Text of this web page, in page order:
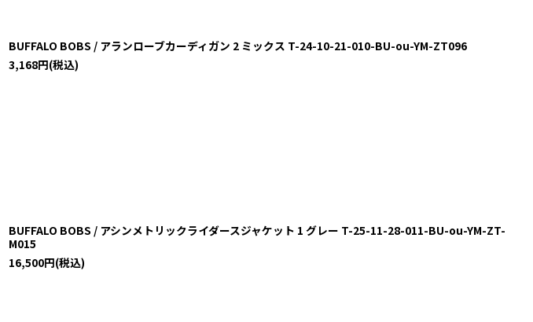
BUFFALO BOBS / アランローブカーディガン 2 ミックス T-24-10-21-010-BU-ou-YM-ZT096
3,168円(税込)
BUFFALO BOBS / アシンメトリックライダースジャケット 1 グレー T-25-11-28-011-BU-ou-YM-ZT-
M015
16,500円(税込)